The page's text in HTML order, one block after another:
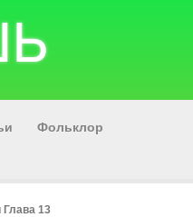
Фольклор
Глава 13